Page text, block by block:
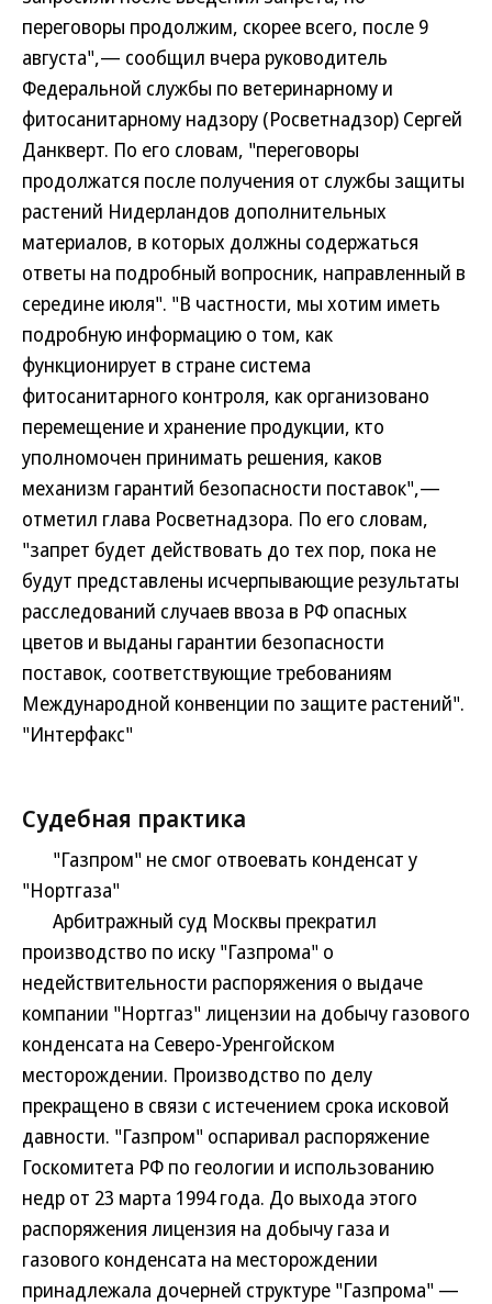
переговоры продолжим, скорее всего, после 9
августа",— сообщил вчера руководитель
Федеральной службы по ветеринарному и
фитосанитарному надзору (Росветнадзор) Сергей
Данкверт. По его словам, "переговоры
продолжатся после получения от службы защиты
растений Нидерландов дополнительных
материалов, в которых должны содержаться
ответы на подробный вопросник, направленный в
середине июля". "В частности, мы хотим иметь
подробную информацию о том, как
функционирует в стране система
фитосанитарного контроля, как организовано
перемещение и хранение продукции, кто
уполномочен принимать решения, каков
механизм гарантий безопасности поставок",—
отметил глава Росветнадзора. По его словам,
"запрет будет действовать до тех пор, пока не
будут представлены исчерпывающие результаты
расследований случаев ввоза в РФ опасных
цветов и выданы гарантии безопасности
поставок, соответствующие требованиям
Международной конвенции по защите растений".
"Интерфакс"
Судебная практика
"Газпром" не смог отвоевать конденсат у
"Нортгаза"
Арбитражный суд Москвы прекратил
производство по иску "Газпрома" о
недействительности распоряжения о выдаче
компании "Нортгаз" лицензии на добычу газового
конденсата на Северо-Уренгойском
месторождении. Производство по делу
прекращено в связи с истечением срока исковой
давности. "Газпром" оспаривал распоряжение
Госкомитета РФ по геологии и использованию
недр от 23 марта 1994 года. До выхода этого
распоряжения лицензия на добычу газа и
газового конденсата на месторождении
принадлежала дочерней структуре "Газпрома" —